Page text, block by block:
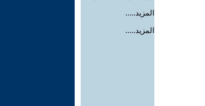
المزيد.....
المزيد.....